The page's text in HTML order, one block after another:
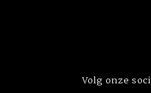
Volg onze